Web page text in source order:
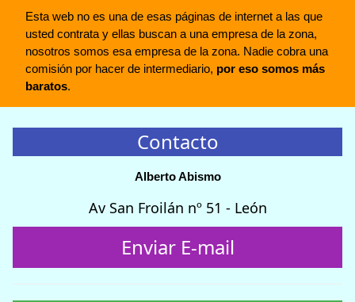
Esta web no es una de esas páginas de internet a las que
usted contrata y ellas buscan a una empresa de la zona,
nosotros somos esa empresa de la zona. Nadie cobra una
comisión por hacer de intermediario, por eso somos más
baratos.
Contacto
Alberto Abismo
Av San Froilán nº 51 - León
Enviar E-mail